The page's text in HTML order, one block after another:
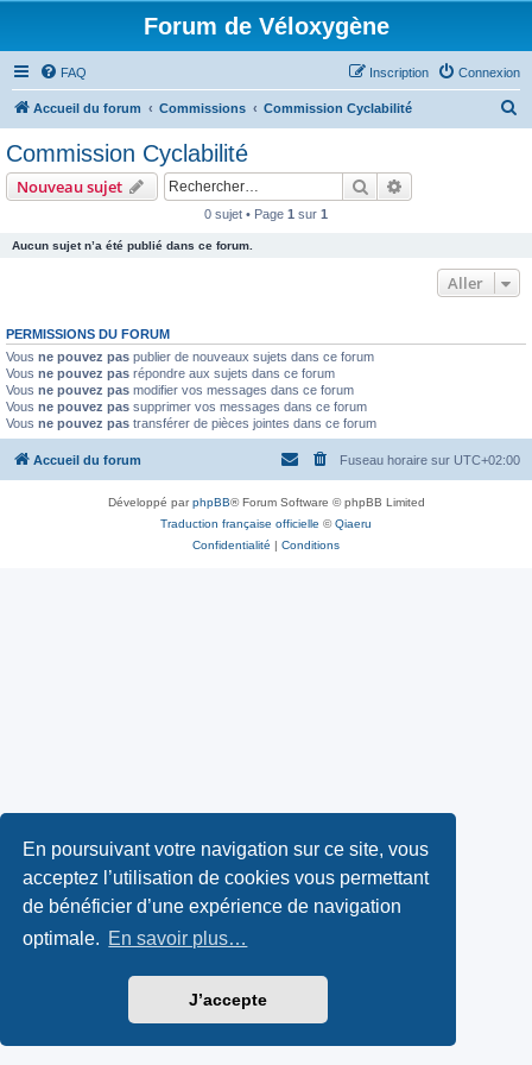
En poursuivant votre navigation sur ce site, vous
acceptez l’utilisation de cookies vous permettant
de bénéficier d’une expérience de navigation
optimale. En savoir plus…
J’accepte
Forum de Véloxygène
FAQ Connexion
Inscription
Accueil du forum Commissions Commission Cyclabilité
Commission Cyclabilité
Nouveau sujet Rechercher
0 sujet • Page 1 sur 1
Aucun sujet n’a été publié dans ce forum.
Aller
PERMISSIONS DU FORUM
Vous ne pouvez pas publier de nouveaux sujets dans ce forum
Vous ne pouvez pas répondre aux sujets dans ce forum
Vous ne pouvez pas modifier vos messages dans ce forum
Vous ne pouvez pas supprimer vos messages dans ce forum
Vous ne pouvez pas transférer de pièces jointes dans ce forum
Accueil du forum Fuseau horaire sur UTC+02:00
Développé parphpBB® Forum Software © phpBB Limited
Traduction française officielle ©Qiaeru
Confidentialité | Conditions